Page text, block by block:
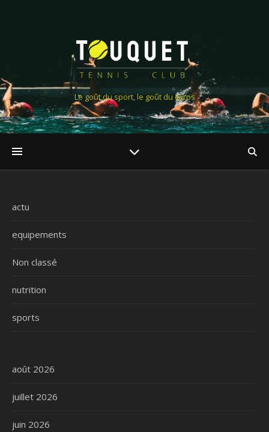
Le goût du sport, le goût du corps
actu
equipements
Non classé
nutrition
sports
août 2026
juillet 2026
juin 2026